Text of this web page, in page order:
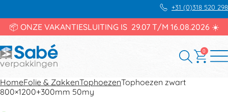
+31 (0)318 520 298
📦 ONZE VAKANTIESLUITING IS 29.07 T/M 16.08.2026 ☀️
0
HomeFolie & ZakkenTophoezenTophoezen zwart
800×1200+300mm 50my